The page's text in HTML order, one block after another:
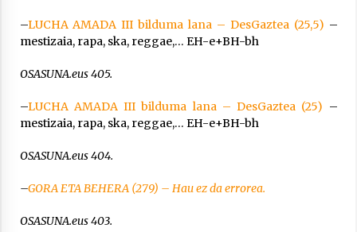
–LUCHA AMADA III bilduma lana – DesGaztea (25,5) –
mestizaia, rapa, ska, reggae,… EH-e+BH-bh
OSASUNA.eus 405.
–LUCHA AMADA III bilduma lana – DesGaztea (25) –
mestizaia, rapa, ska, reggae,… EH-e+BH-bh
OSASUNA.eus 404.
–GORA ETA BEHERA (279) – Hau ez da errorea.
OSASUNA.eus 403.